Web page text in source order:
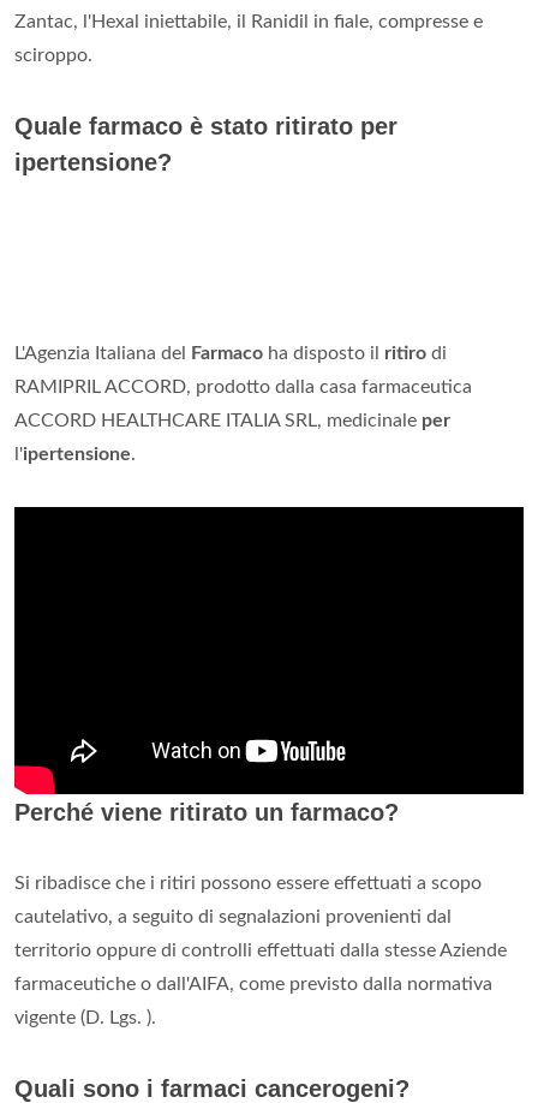
Zantac, l'Hexal iniettabile, il Ranidil in fiale, compresse e
sciroppo.
Quale farmaco è stato ritirato per
ipertensione?
L'Agenzia Italiana del Farmaco ha disposto il ritiro di
RAMIPRIL ACCORD, prodotto dalla casa farmaceutica
ACCORD HEALTHCARE ITALIA SRL, medicinale per
l'ipertensione.
Perché viene ritirato un farmaco?
Si ribadisce che i ritiri possono essere effettuati a scopo
cautelativo, a seguito di segnalazioni provenienti dal
territorio oppure di controlli effettuati dalla stesse Aziende
farmaceutiche o dall'AIFA, come previsto dalla normativa
vigente (D. Lgs. ).
Quali sono i farmaci cancerogeni?